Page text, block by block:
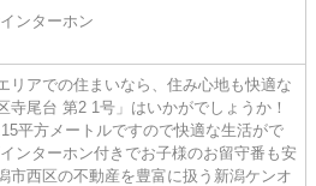
ンターホン
リアでの住まいなら、住み心地も快適な
寺尾台 第2 1号」はいかがでしょうか！
平方メートルですので快適な生活がで
ンターホン付きでお子様のお留守番も安
市西区の不動産を豊富に扱う新潟ケンオ